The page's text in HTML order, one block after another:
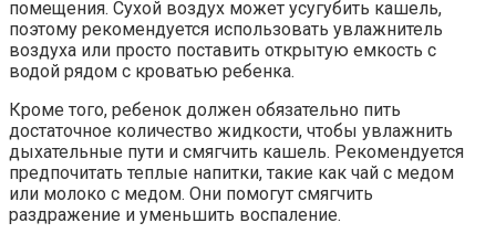
помещения. Сухой воздух может усугубить кашель,
поэтому рекомендуется использовать увлажнитель
воздуха или просто поставить открытую емкость с
водой рядом с кроватью ребенка.
Кроме того, ребенок должен обязательно пить
достаточное количество жидкости, чтобы увлажнить
дыхательные пути и смягчить кашель. Рекомендуется
предпочитать теплые напитки, такие как чай с медом
или молоко с медом. Они помогут смягчить
раздражение и уменьшить воспаление.